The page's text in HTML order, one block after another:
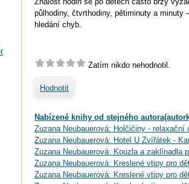
půlhodiny, čtvrthodiny, pětiminuty a
hledání chyb.
Zatím nikdo nehodnotil.
Hodnotit
Nabízené knihy od stejného
Zuzana Neubauerová: Holčičiny - relaxační
Zuzana Neubauerová: Hotel U Zvířátek -
Zuzana Neubauerová: Kouzla a zaklínadla
Zuzana Neubauerová: Kreslené vtipy pro
Zuzana Neubauerová: Kreslené vtipy pro